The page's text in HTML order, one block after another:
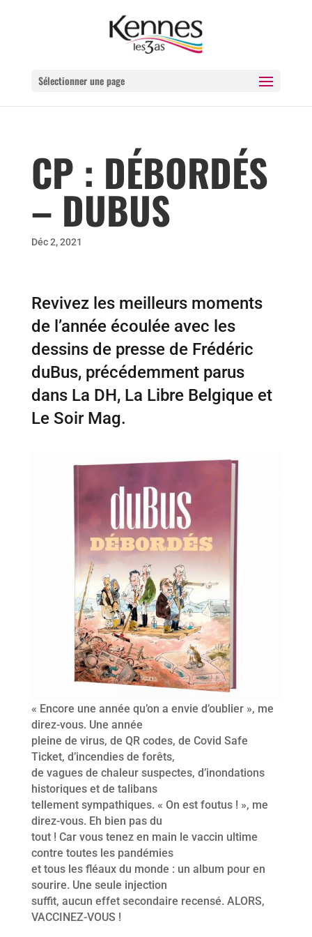
Sélectionner une page
CP : DÉBORDÉS
– DUBUS
Déc 2, 2021
Revivez les meilleurs moments
de l’année écoulée avec les
dessins de presse de Frédéric
duBus, précédemment parus
dans La DH, La Libre Belgique et
Le Soir Mag.
« Encore une année qu’on a envie d’oublier », me
direz-vous. Une année
pleine de virus, de QR codes, de Covid Safe
Ticket, d’incendies de forêts,
de vagues de chaleur suspectes, d’inondations
historiques et de talibans
tellement sympathiques. « On est foutus ! », me
direz-vous. Eh bien pas du
tout ! Car vous tenez en main le vaccin ultime
contre toutes les pandémies
et tous les fléaux du monde : un album pour en
sourire. Une seule injection
suffit, aucun effet secondaire recensé. ALORS,
VACCINEZ-VOUS !